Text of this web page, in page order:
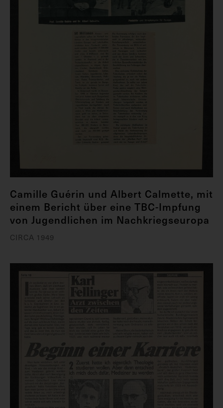
Camille Guérin und Albert Calmette, mit
einem Bericht über eine TBC-Impfung
von Jugendlichen im Nachkriegseuropa
CIRCA 1949